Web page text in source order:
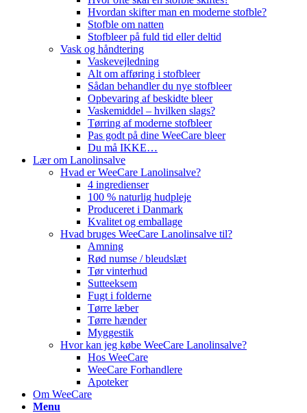
Hvordan skifter man en moderne stofble?
Stofble om natten
Stofbleer på fuld tid eller deltid
Vask og håndtering
Vaskevejledning
Alt om afføring i stofbleer
Sådan behandler du nye stofbleer
Opbevaring af beskidte bleer
Vaskemiddel – hvilken slags?
Tørring af moderne stofbleer
Pas godt på dine WeeCare bleer
Du må IKKE…
Lær om Lanolinsalve
Hvad er WeeCare Lanolinsalve?
4 ingredienser
100 % naturlig hudpleje
Produceret i Danmark
Kvalitet og emballage
Hvad bruges WeeCare Lanolinsalve til?
Amning
Rød numse / bleudslæt
Tør vinterhud
Sutteeksem
Fugt i folderne
Tørre læber
Tørre hænder
Myggestik
Hvor kan jeg købe WeeCare Lanolinsalve?
Hos WeeCare
WeeCare Forhandlere
Apoteker
Om WeeCare
Menu